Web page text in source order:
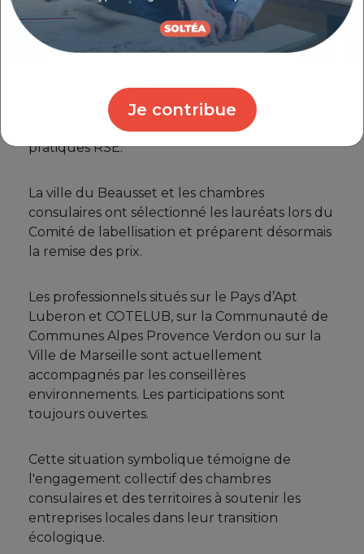
Je contribue
agglomération partenaire. Sur la ville d’Antibes,
le Pays des Ecrins et l’agglomération des
Sorgues du Comtat, les artisans et
lors des cérémonies de reprise des prix. Sur ces
3 opérations, ce sont au total 140 chefs
d’entreprise qui sont récompensés pour leurs
pratiques RSE.
La ville du Beausset et les chambres
consulaires ont sélectionné les lauréats lors du
Comité de labellisation et préparent désormais
la remise des prix.
Les professionnels situés sur le Pays d’Apt
Luberon et COTELUB, sur la Communauté de
Communes Alpes Provence Verdon ou sur la
Ville de Marseille sont actuellement
accompagnés par les conseillères
environnements. Les participations sont
toujours ouvertes.
Cette situation symbolique témoigne de
l'engagement collectif des chambres
consulaires et des territoires à soutenir les
entreprises locales dans leur transition
écologique.